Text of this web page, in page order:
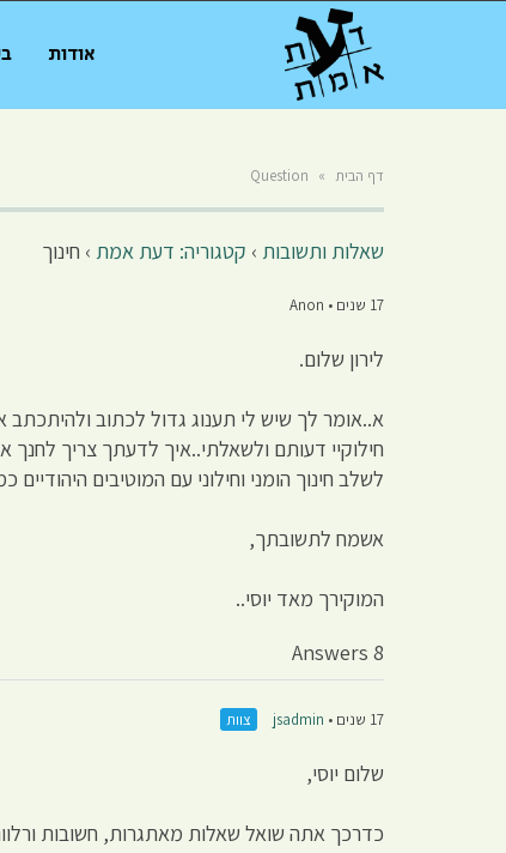
אודות
דף הבית »
Question
שאלות ותשובות › קטגוריה: דעת אמת › חינוך
17 שנים • Anon
לירון שלום.
א..אומר לך שיש לי תענוג גדול לכתוב
חילוקיי דעותם ולשאלתי..איך לדעתך צריך לחנך
לשלב חינוך הומני וחילוני עם המוטיבים
אשמח לתשובתך,
המוקירך מאד יוסי..
8 Answers
17 שנים • jsadmin צוות
שלום יוסי,
כדרכך אתה שואל שאלות מאתגרות, חשובות